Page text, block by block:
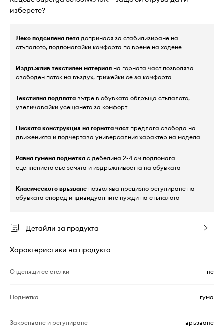
изберете?
Леко подсилена пета допринася за стабилизиране на
стъпалото, подпомагайки комфорта по време на ходене
Издръжлив текстилен материал на горната част позволява
свободен поток на въздух, грижейки се за комфорта
Текстилна подплата вътре в обувката обгръща стъпалото,
увеличавайки усещането за комфорт
Ниската конструкция на горната част предлага свобода на
движенията и подчертава универсалния характер на модела
Равна гумена подметка с дебелина 2-4 см подпомага
сцеплението със земята и издръжливостта на обувката
Класическото връзване позволява прецизно регулиране на
обувката според индивидуалните нужди на стъпалото
Детайли за продукта
Характеристики на продукта
Отделящи се стелки не
Подметка гума
Закрепване и регулиране връзване